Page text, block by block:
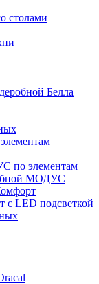
столами
Белла
по элементам
МОДУС
с LED подсветкой